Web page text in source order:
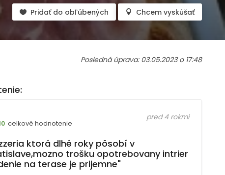
Pridať do obľúbených Chcem vyskúšať
Posledná úprava: 03.05.2023 o 17:48
celkové hodnotenie
pred 4 rokmi
ktorá dlhé roky pôsobí v
trošku opotrebovany intrier
na terase je prijemne"